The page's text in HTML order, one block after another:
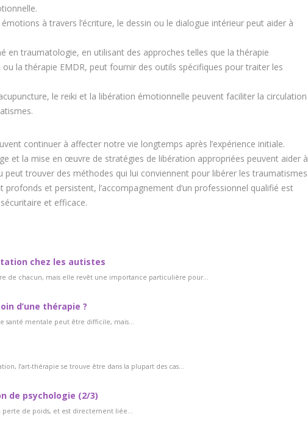
à travers l’écriture, le dessin ou le dialogue intérieur peut aider à
en traumatologie, en utilisant des approches telles que la thérapie
la thérapie EMDR, peut fournir des outils spécifiques pour traiter les
le reiki et la libération émotionnelle peuvent faciliter la circulation
continuer à affecter notre vie longtemps après l’expérience initiale.
et la mise en œuvre de stratégies de libération appropriées peuvent aider à
peut trouver des méthodes qui lui conviennent pour libérer les traumatismes
et persistent, l’accompagnement d’un professionnel qualifié est
et efficace.
chez les autistes
de chacun, mais elle revêt une importance particulière pour...
d’une thérapie ?
santé mentale peut être difficile, mais...
l’art-thérapie se trouve être dans la plupart des cas...
de psychologie (2/3)
perte de poids, et est directement liée...